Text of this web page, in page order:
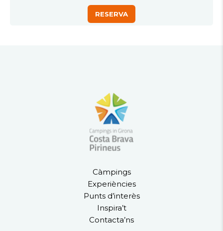
Càmpings
Experiències
Punts d’interès
Inspira’t
Contacta’ns